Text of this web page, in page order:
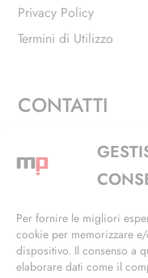
Per fornire le migliori
cookie per memorizzare
dispositivo. Il consenso a
elaborare dati come il
Privacy Policy
Termini di Utilizzo
CONTATTI
Via Alfieri, 27 -
+39 02 4846
info@masterphil.it